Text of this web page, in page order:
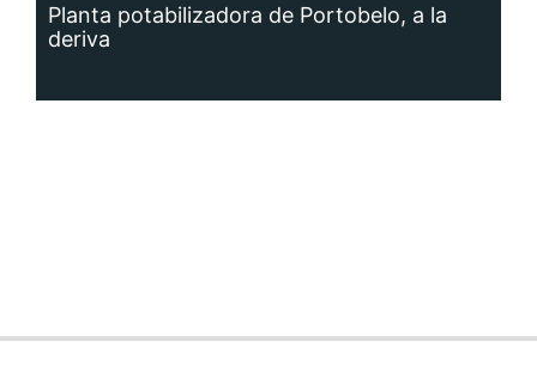
Planta potabilizadora de Portobelo, a la
deriva